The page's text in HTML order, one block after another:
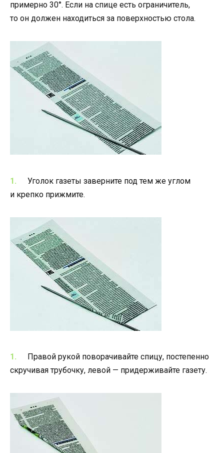
примерно 30°. Если на спице есть ограничитель,
то он должен находиться за поверхностью стола.
Уголок газеты заверните под тем же углом
и крепко прижмите.
Правой рукой поворачивайте спицу, постепенно
скручивая трубочку, левой — придерживайте газету.